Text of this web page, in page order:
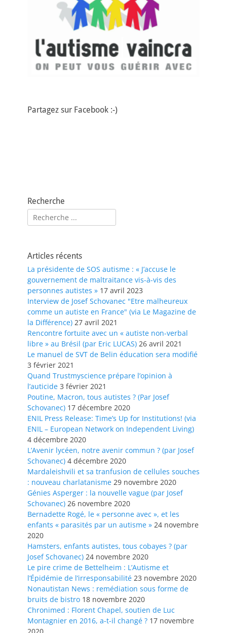
Partagez sur Facebook :-)
Recherche
Rechercher :
Articles récents
La présidente de SOS autisme : « J’accuse le
gouvernement de maltraitance vis-à-vis des
personnes autistes » 17 avril 2023
Interview de Josef Schovanec "Etre malheureux
comme un autiste en France" (via Le Magazine de
la Différence) 27 avril 2021
Rencontre fortuite avec un « autiste non-verbal
libre » au Brésil (par Eric LUCAS) 26 avril 2021
Le manuel de SVT de Belin éducation sera modifié
3 février 2021
Quand Trustmyscience prépare l’opinion à
l’auticide 3 février 2021
Poutine, Macron, tous autistes ? (Par Josef
Schovanec) 17 décembre 2020
ENIL Press Release: Time’s Up for Institutions! (via
ENIL – European Network on Independent Living)
4 décembre 2020
L’Avenir lycéen, notre avenir commun ? (par Josef
Schovanec) 4 décembre 2020
Mardaleishvili et sa tranfusion de cellules souches
: nouveau charlatanisme 29 novembre 2020
Génies Asperger : la nouvelle vague (par Josef
Schovanec) 26 novembre 2020
Bernadette Rogé, le « personne avec », et les
enfants « parasités par un autisme » 24 novembre
2020
Hamsters, enfants autistes, tous cobayes ? (par
Josef Schovanec) 24 novembre 2020
Le pire crime de Bettelheim : L’Autisme et
l’Épidémie de l’irresponsabilité 23 novembre 2020
Nonautistan News : remédiation sous forme de
bruits de bistro 18 novembre 2020
Chronimed : Florent Chapel, soutien de Luc
Montagnier en 2016, a-t-il changé ? 17 novembre